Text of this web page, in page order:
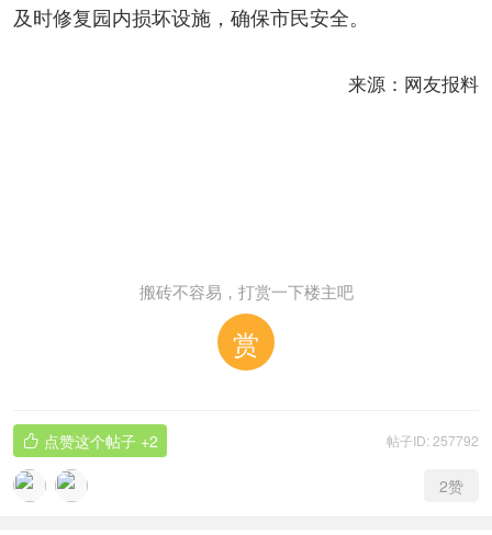
及时修复园内损坏设施，确保市民安全。
来源：网友报料
搬砖不容易，打赏一下楼主吧
赏
帖子ID: 257792
 点赞这个帖子 +2
2赞